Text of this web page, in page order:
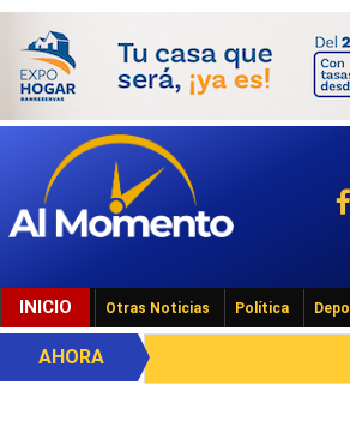
INICIO Otras Noticias Política
AHORA